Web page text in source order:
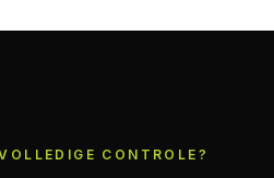
CONTROLE?